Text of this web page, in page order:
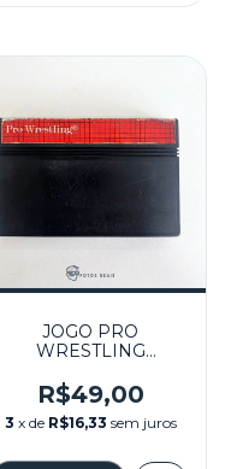
JOGO PRO
WRESTLING
SYSTEM
R$49,00
3 x de R$16,33 sem juros